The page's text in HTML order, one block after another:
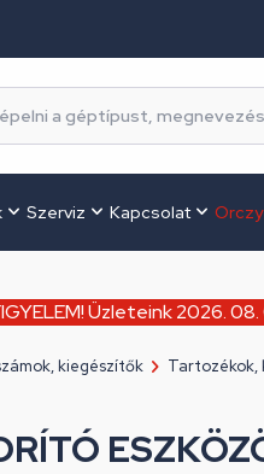
Szerviz Kapcsolat
Üzleteink 2026.
kiegészítők Tartozékok,